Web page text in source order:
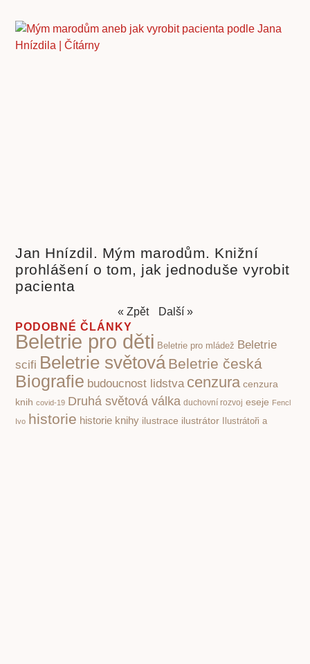
Jan Hnízdil. Mým marodům. Knižní
prohlášení o tom, jak jednoduše vyrobit
pacienta
« Zpět
Další »
PODOBNÉ ČLÁNKY
Beletrie pro děti Beletrie pro mládež Beletrie
scifi Beletrie světováBeletrie česká
Biografie budoucnost lidstva cenzura cenzura
knih covid-19 Druhá světová válka duchovní rozvoj eseje Fencl
Ivo historie historie knihy ilustrace ilustrátor
Ilustrátoři a